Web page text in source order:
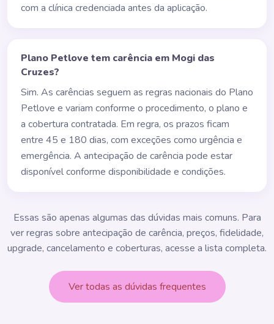
com a clínica credenciada antes da aplicação.
Plano Petlove tem carência em Mogi das
Cruzes?
Sim. As carências seguem as regras nacionais do Plano
Petlove e variam conforme o procedimento, o plano e
a cobertura contratada. Em regra, os prazos ficam
entre 45 e 180 dias, com exceções como urgência e
emergência. A antecipação de carência pode estar
disponível conforme disponibilidade e condições.
Essas são apenas algumas das dúvidas mais comuns. Para
ver regras sobre antecipação de carência, preços, fidelidade,
upgrade, cancelamento e coberturas, acesse a lista completa.
Ver todas as dúvidas frequentes